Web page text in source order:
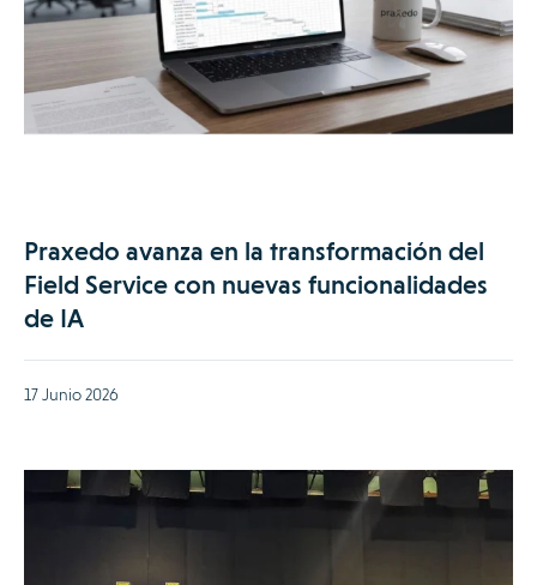
Praxedo avanza en la transformación del
Field Service con nuevas funcionalidades
de IA
17 Junio 2026